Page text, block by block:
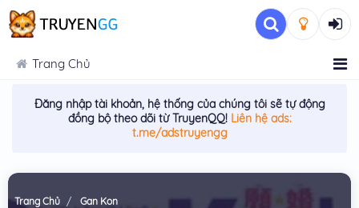
Trang Chủ
Đăng nhập tài khoản, hệ thống của chúng tôi sẽ tự động
đồng bộ theo dõi từ TruyenQQ! Liên hệ ads:
t.me/adstruyengg
Trang Chủ Gan Kon